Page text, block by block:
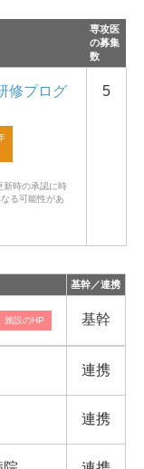
専攻医
の募集
数
修プログ
新時の承認に時
る可能性があ
5
基幹／連携
基幹
連携
連携